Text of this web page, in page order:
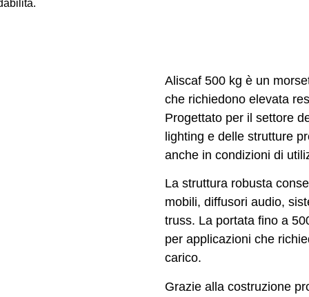
Aliscaf 500 kg è un
che richiedono elevata
Progettato per il settore
lighting e delle strutture
anche in condizioni di
La struttura robusta
mobili, diffusori audio,
truss. La portata fino a
per applicazioni che
carico.
Grazie alla costruzione